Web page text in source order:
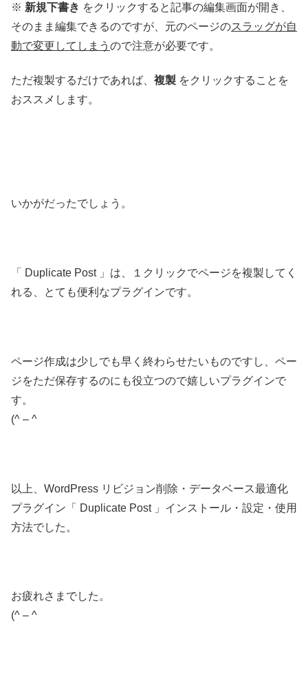
※ 新規下書き をクリックすると記事の編集画面が開き、
そのまま編集できるのですが、元のページのスラッグが自
動で変更してしまう ので注意が必要です。
ただ複製するだけであれば、 複製 をクリックすることを
おススメします。
いかがだったでしょう。
「 Duplicate Post 」は、１クリックでページを複製してく
れる、とても便利なプラグインです。
ページ作成は少しでも早く終わらせたいものですし、ペー
ジをただ保存するのにも役立つので嬉しいプラグインで
す。
(^ – ^
以上、WordPress リビジョン削除・データベース最適化
プラグイン「 Duplicate Post 」インストール・設定・使用
方法でした。
お疲れさまでした。
(^ – ^